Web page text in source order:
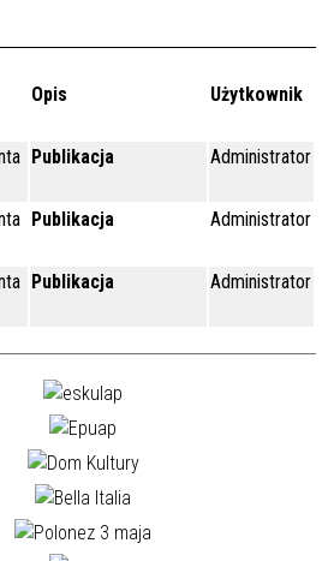
Opis Użytkownik
Publikacja Administrator
Publikacja Administrator
Publikacja Administrator